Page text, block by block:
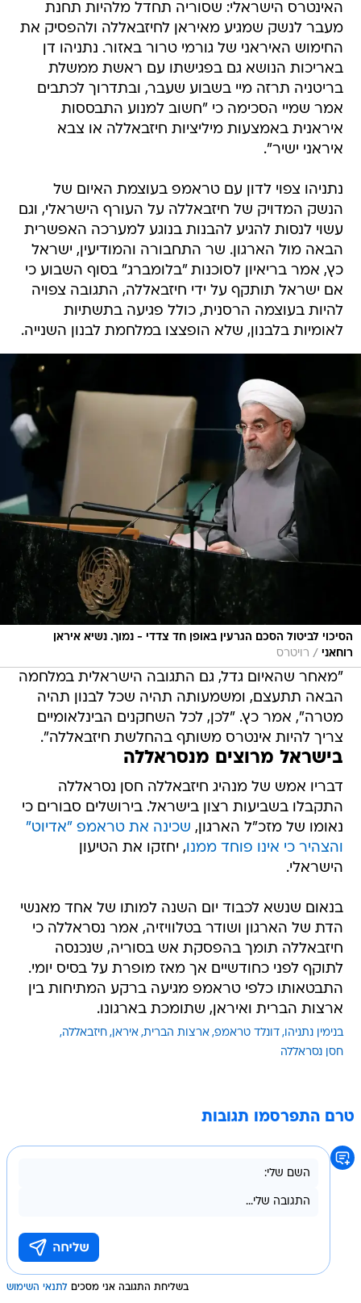
האינטרס הישראלי: שסוריה תחדל מלהיות תחנת
מעבר לנשק שמגיע מאיראן לחיזבאללה ולהפסיק את
החימוש האיראני של גורמי טרור באזור. נתניהו דן
באריכות הנושא גם בפגישתו עם ראשת ממשלת
בריטניה תרזה מיי בשבוע שעבר, ובתדרוך לכתבים
אמר שמיי הסכימה כי "חשוב למנוע התבססות
איראנית באמצעות מיליציות חיזבאללה או צבא
איראני ישיר".
נתניהו צפוי לדון עם טראמפ בעוצמת האיום של
הנשק המדויק של חיזבאללה על העורף הישראלי, וגם
עשוי לנסות להגיע להבנות בנוגע למערכה האפשרית
הבאה מול הארגון. שר התחבורה והמודיעין, ישראל
כץ, אמר בריאיון לסוכנות "בלומברג" בסוף השבוע כי
אם ישראל תותקף על ידי חיזבאללה, התגובה צפויה
להיות בעוצמה הרסנית, כולל פגיעה בתשתיות
לאומיות בלבנון, שלא הופצצו במלחמת לבנון השנייה.
הסיכוי לביטול הסכם הגרעין באופן חד צדדי - נמוך. נשיא איראן
רוחאני / רויטרס
"מאחר שהאיום גדל, גם התגובה הישראלית במלחמה
הבאה תתעצם, ומשמעותה תהיה שכל לבנון תהיה
מטרה", אמר כץ. "לכן, לכל השחקנים הבינלאומיים
צריך להיות אינטרס משותף בהחלשת חיזבאללה".
בישראל מרוצים מנסראללה
דבריו אמש של מנהיג חיזבאללה חסן נסראללה
התקבלו בשביעות רצון בישראל. בירושלים סבורים כי
נאומו של מזכ"ל הארגון, שכינה את טראמפ "אדיוט"
והצהיר כי אינו פוחד ממנו, יחזקו את הטיעון
הישראלי.
בנאום שנשא לכבוד יום השנה למותו של אחד מאנשי
הדת של הארגון ושודר בטלוויזיה, אמר נסראללה כי
חיזבאללה תומך בהפסקת אש בסוריה, שנכנסה
לתוקף לפני כחודשיים אך מאז מופרת על בסיס יומי.
התבטאותו כלפי טראמפ מגיעה ברקע המתיחות בין
ארצות הברית ואיראן, שתומכת בארגונו.
בנימין נתניהו דונלד טראמפ ארצות הברית איראן חיזבאללה
חסן נסראללה
טרם התפרסמו תגובות
בשליחת התגובה אני מסכים לתנאי השימוש